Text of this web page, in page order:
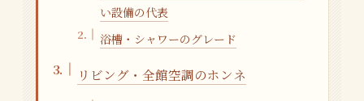
い設備の代表
浴槽・シャワーのグレード
リビング・全館空調のホンネ